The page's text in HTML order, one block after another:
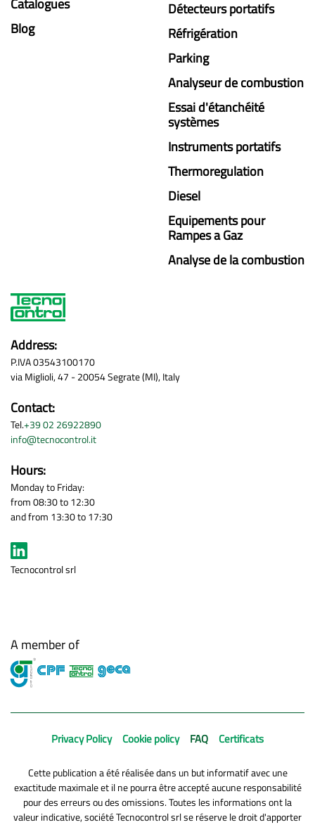
Address:
P.IVA 03543100170
via Miglioli, 47 - 20054 Segrate (MI), Italy
Contact:
Tel.+39 02 26922890
info@tecnocontrol.it
Hours:
Monday to Friday:
from 08:30 to 12:30
and from 13:30 to 17:30
Tecnocontrol srl
Catalogues
Blog
Détecteurs portatifs
Réfrigération
Parking
Analyseur de combustion
Essai d'étanchéité
systèmes
Instruments portatifs
Thermoregulation
Diesel
Equipements pour
Rampes a Gaz
Analyse de la combustion
A member of
Privacy Policy Cookie policy FAQ Certificats
Cette publication a été réalisée dans un but informatif avec une
exactitude maximale et il ne pourra être accepté aucune responsabilité
pour des erreurs ou des omissions. Toutes les informations ont la
valeur indicative, société Tecnocontrol srl se réserve le droit d'apporter